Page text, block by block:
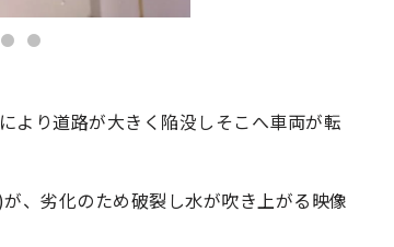
より道路が大きく陥没しそこへ車両が転
、劣化のため破裂し水が吹き上がる映像